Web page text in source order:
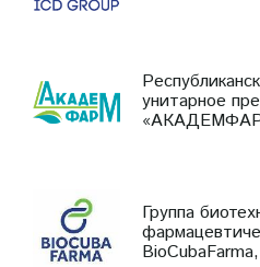
унитарное
Группа